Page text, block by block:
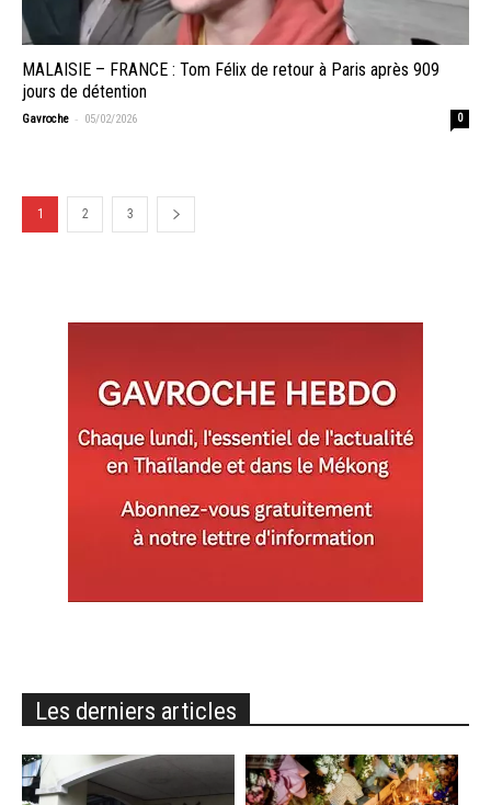
MALAISIE – FRANCE : Tom Félix de retour à Paris après 909
jours de détention
Gavroche - 05/02/2026 0
1 2 3
Les derniers articles